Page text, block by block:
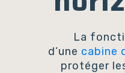
La
d’une cabine
protéger